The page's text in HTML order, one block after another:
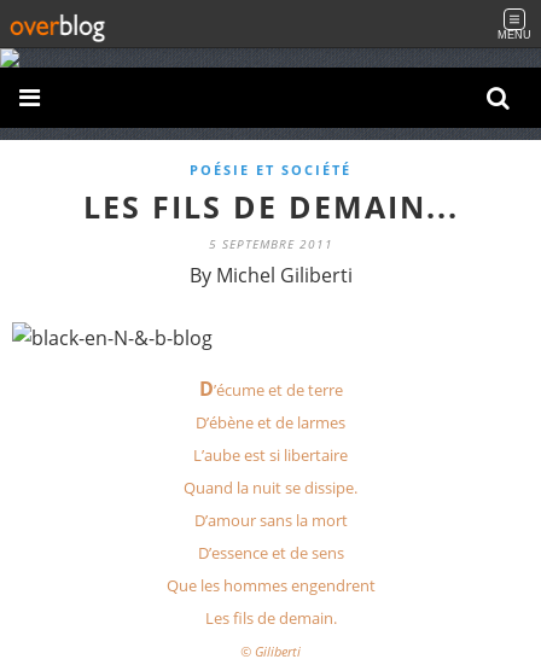
MENU
POÉSIE ET SOCIÉTÉ
LES FILS DE DEMAIN...
5 SEPTEMBRE 2011
By Michel Giliberti
D’écume et de terre
D’ébène et de larmes
L’aube est si libertaire
Quand la nuit se dissipe.
D’amour sans la mort
D’essence et de sens
Que les hommes engendrent
Les fils de demain.
© Giliberti